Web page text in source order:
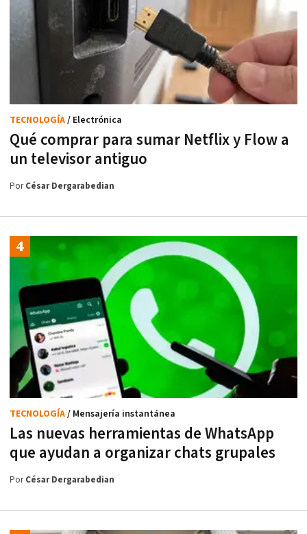
Qué comprar para sumar Netflix y Flow a
un televisor antiguo
TECNOLOGÍA/ Electrónica
PorCésar Dergarabedian
Las nuevas herramientas de WhatsApp
que ayudan a organizar chats grupales
TECNOLOGÍA/ Mensajería instantánea
PorCésar Dergarabedian